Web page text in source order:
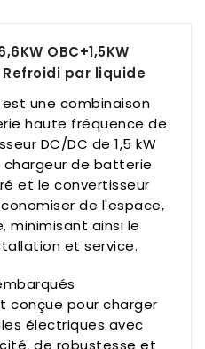
OBC+1,5KW
Refroidi par liquide
est une combinaison
haute fréquence de
DC/DC de 1,5 kW
chargeur de batterie
et le convertisseur
de l'espace,
minimisant ainsi le
et service.
conçue pour charger
électriques avec
de robustesse et